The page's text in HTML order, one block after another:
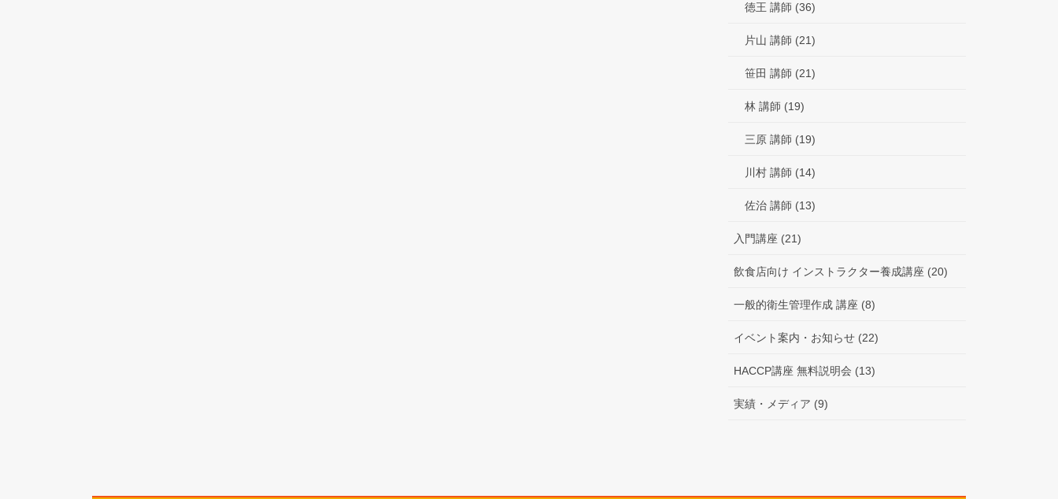
徳王 講師 (36)
片山 講師 (21)
笹田 講師 (21)
林 講師 (19)
三原 講師 (19)
川村 講師 (14)
佐治 講師 (13)
入門講座 (21)
飲食店向け インストラクター養成講座 (20)
一般的衛生管理作成 講座 (8)
イベント案内・お知らせ (22)
HACCP講座 無料説明会 (13)
実績・メディア (9)